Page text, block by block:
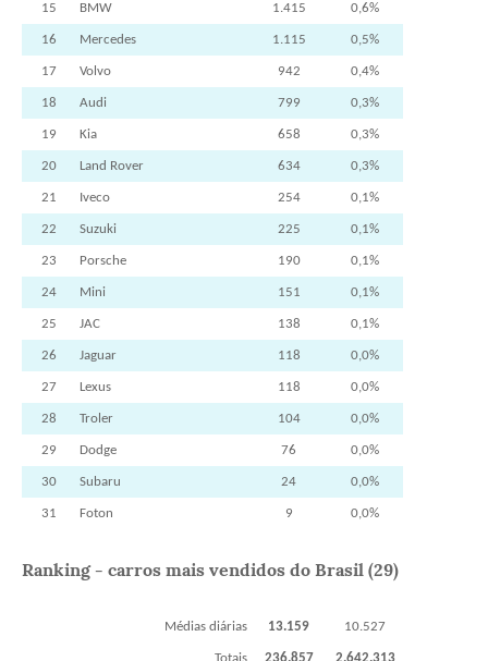
15 BMW 1.415 0,6%
16 Mercedes 1.115 0,5%
17 Volvo 942 0,4%
18 Audi 799 0,3%
19 Kia 658 0,3%
20 Land Rover 634 0,3%
21 Iveco 254 0,1%
22 Suzuki 225 0,1%
23 Porsche 190 0,1%
24 Mini 151 0,1%
25 JAC 138 0,1%
26 Jaguar 118 0,0%
27 Lexus 118 0,0%
28 Troler 104 0,0%
29 Dodge 76 0,0%
30 Subaru 24 0,0%
31 Foton 9 0,0%
Ranking - carros mais vendidos do Brasil (29)
Médias diárias 13.159 10.527